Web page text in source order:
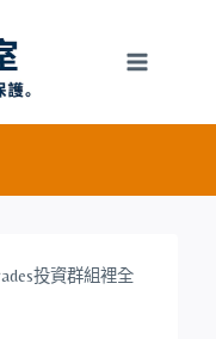
投資群組裡全